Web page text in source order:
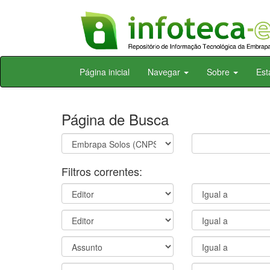
Skip
Página inicial Navegar Sobre
Página de Busca
Filtros correntes: